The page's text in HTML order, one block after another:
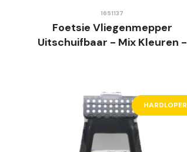
1651137
Foetsie Vliegenmepper
Uitschuifbaar - Mix Kleuren -
HARDLOPER